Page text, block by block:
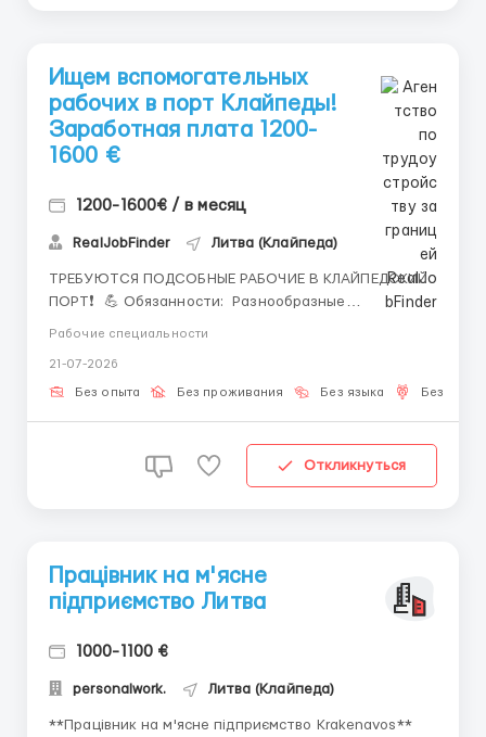
Ищем вспомогательных
рабочих в порт Клайпеды!
Заработная плата 1200-
1600 €
1200-1600€ / в месяц
RealJobFinder Литва (Клайпеда)
ТРЕБУЮТСЯ ПОДСОБНЫЕ РАБОЧИЕ В КЛАЙПЕДСКИЙ
ПОРТ❗ 💪 Обязанности: Разнообразные
вспомогательные погрузочные работы, уборка,
⏰ График работы: смены по 12 часов (−1 час обед): с
8:00 до 20:00 / с 20:00 до 8:00 с 7...
Рабочие специальности
21-07-2026
Без опыта Без проживания Без языка Без
Откликнуться
Працівник на м'ясне
підприємство Литва
1000-1100 €
personalwork. Литва (Клайпеда)
**Працівник на м'ясне підприємство Krakenavos**